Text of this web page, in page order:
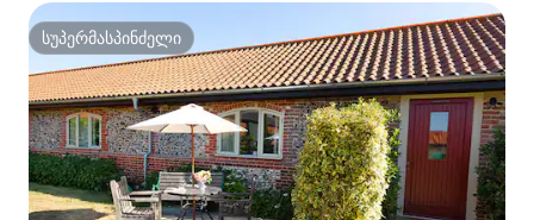
სუპერმასპინძელი
სუპერმასპინძელი